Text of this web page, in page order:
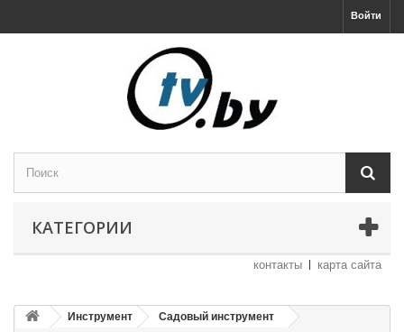
Войти
КАТЕГОРИИ
контакты карта сайта
Инструмент
Садовый инструмент